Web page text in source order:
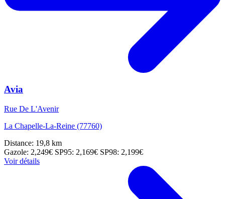
Avia
Rue De L'Avenir
La Chapelle-La-Reine (77760)
Distance: 19,8 km
Gazole: 2,249€ SP95: 2,169€ SP98: 2,199€
Voir détails